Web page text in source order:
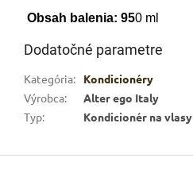
Obsah balenia: 950 ml
Dodatočné parametre
Kategória:
Kondicionéry
Výrobca:
Alter ego Italy
Typ: Kondicionér na vlasy